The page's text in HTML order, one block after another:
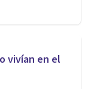
vivían en el